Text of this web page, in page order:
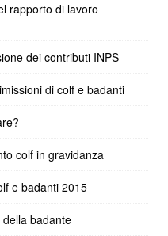
rapporto di lavoro
dei contributi INPS
di colf e badanti
colf in gravidanza
e badanti 2015
badante